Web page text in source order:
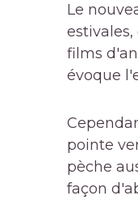
Le
films
évoque
pointe
pèche
façon